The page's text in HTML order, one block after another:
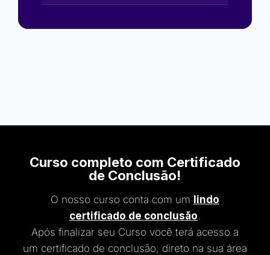
Curso completo com Certificado
de Conclusão!
O nosso curso conta com um lindo
certificado de conclusão.
Após finalizar seu Curso você terá acesso a
um certificado de conclusão, direto na sua área